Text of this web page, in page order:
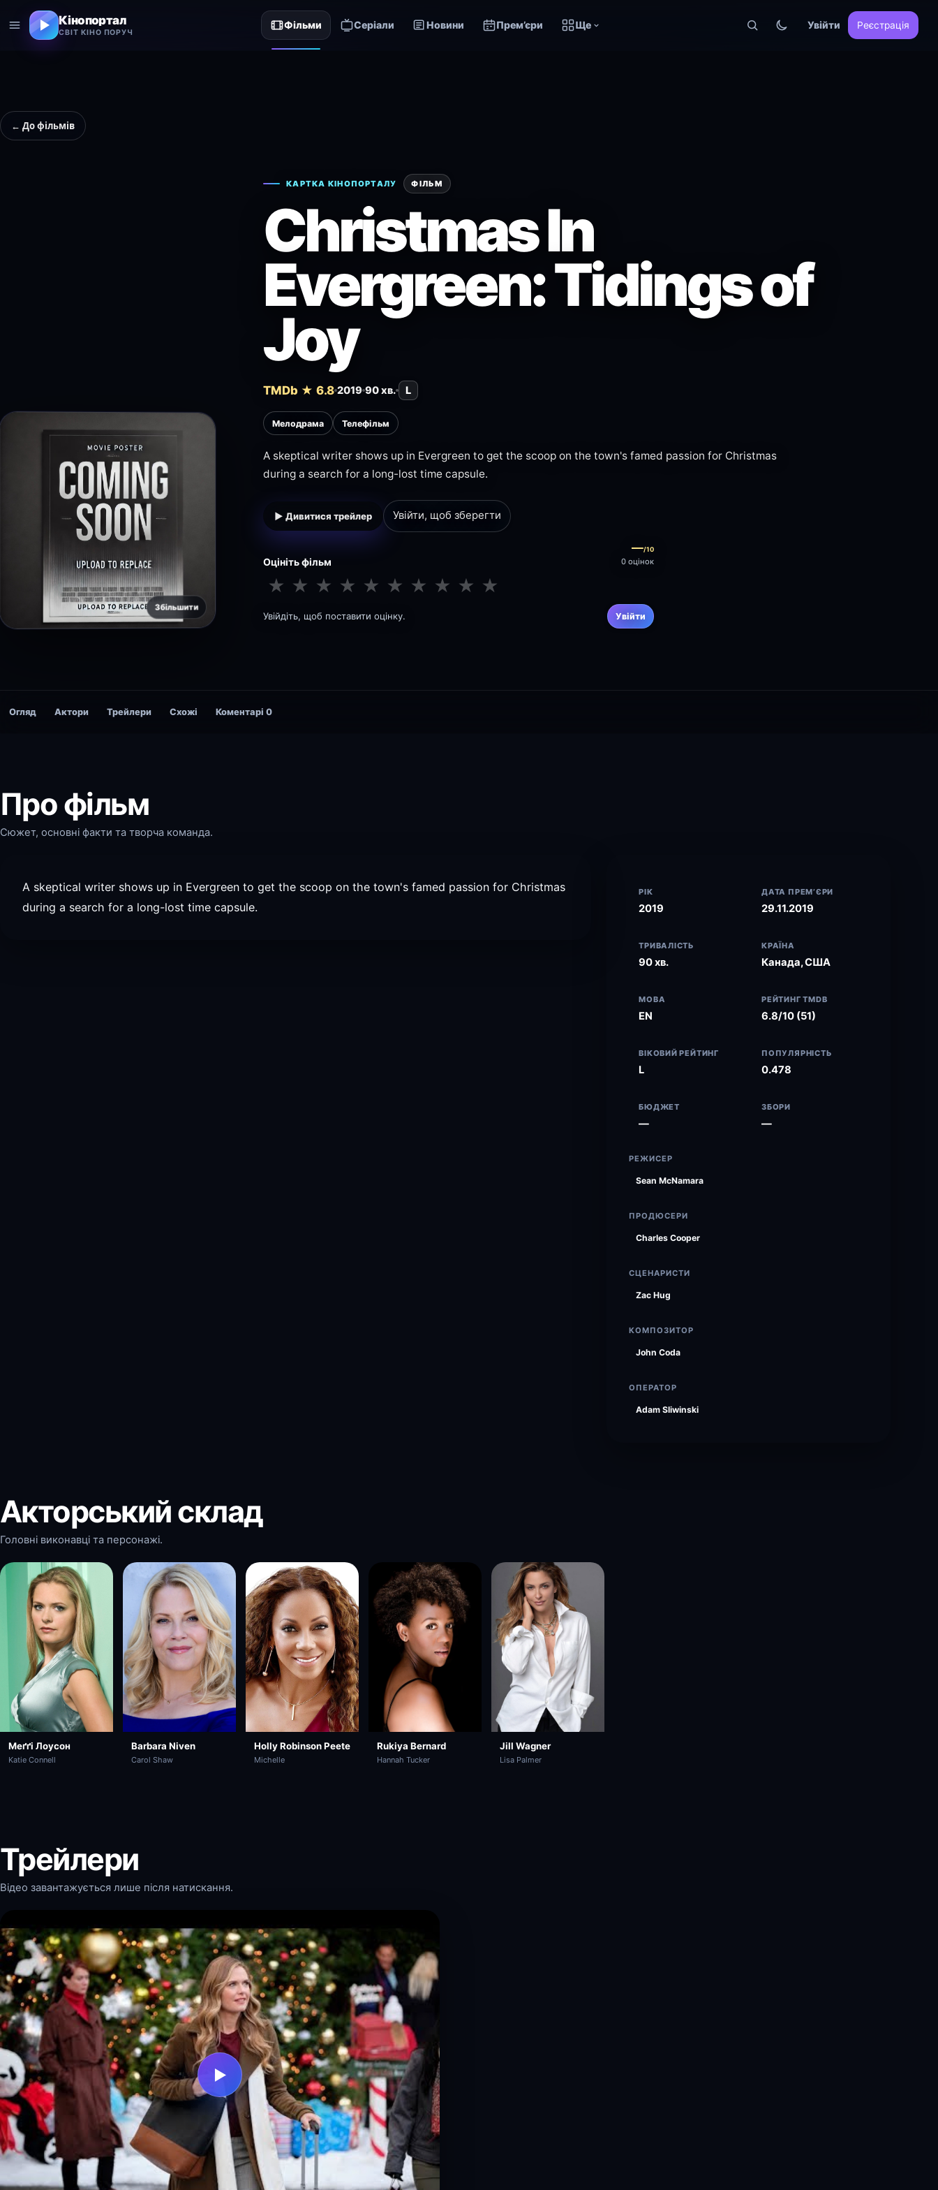
Кінопортал
СВІТ КІНО ПОРУЧ
Фільми Серіали Новини Прем’єри Ще Увійти Реєстрація
← До фільмів
Збільшити
КАРТКА КІНОПОРТАЛУ ФІЛЬМ
Christmas In
Evergreen: Tidings of
Joy
TMDb ★ 6.8 2019 90 хв. L
Мелодрама Телефільм
A skeptical writer shows up in Evergreen to get the scoop on the town's famed passion for Christmas
during a search for a long-lost time capsule.
▶ Дивитися трейлер Увійти, щоб зберегти
Оцініть фільм
—/10
0 оцінок
★ ★ ★ ★ ★ ★ ★ ★ ★ ★
Увійдіть, щоб поставити оцінку. Увійти
Огляд Актори Трейлери Схожі Коментарі 0
Про фільм
Сюжет, основні факти та творча команда.
A skeptical writer shows up in Evergreen to get the scoop on the town's famed passion for Christmas
during a search for a long-lost time capsule.
РІК
2019
ДАТА ПРЕМ’ЄРИ
29.11.2019
ТРИВАЛІСТЬ
90 хв.
КРАЇНА
Канада, США
МОВА
EN
РЕЙТИНГ TMDB
6.8/10 (51)
ВІКОВИЙ РЕЙТИНГ
L
ПОПУЛЯРНІСТЬ
0.478
БЮДЖЕТ
—
ЗБОРИ
—
РЕЖИСЕР
Sean McNamara
ПРОДЮСЕРИ
Charles Cooper
СЦЕНАРИСТИ
Zac Hug
КОМПОЗИТОР
John Coda
ОПЕРАТОР
Adam Sliwinski
Акторський склад
Головні виконавці та персонажі.
Меґґі Лоусон
Katie Connell
Barbara Niven
Carol Shaw
Holly Robinson Peete
Michelle
Rukiya Bernard
Hannah Tucker
Jill Wagner
Lisa Palmer
Трейлери
Відео завантажується лише після натискання.
▶